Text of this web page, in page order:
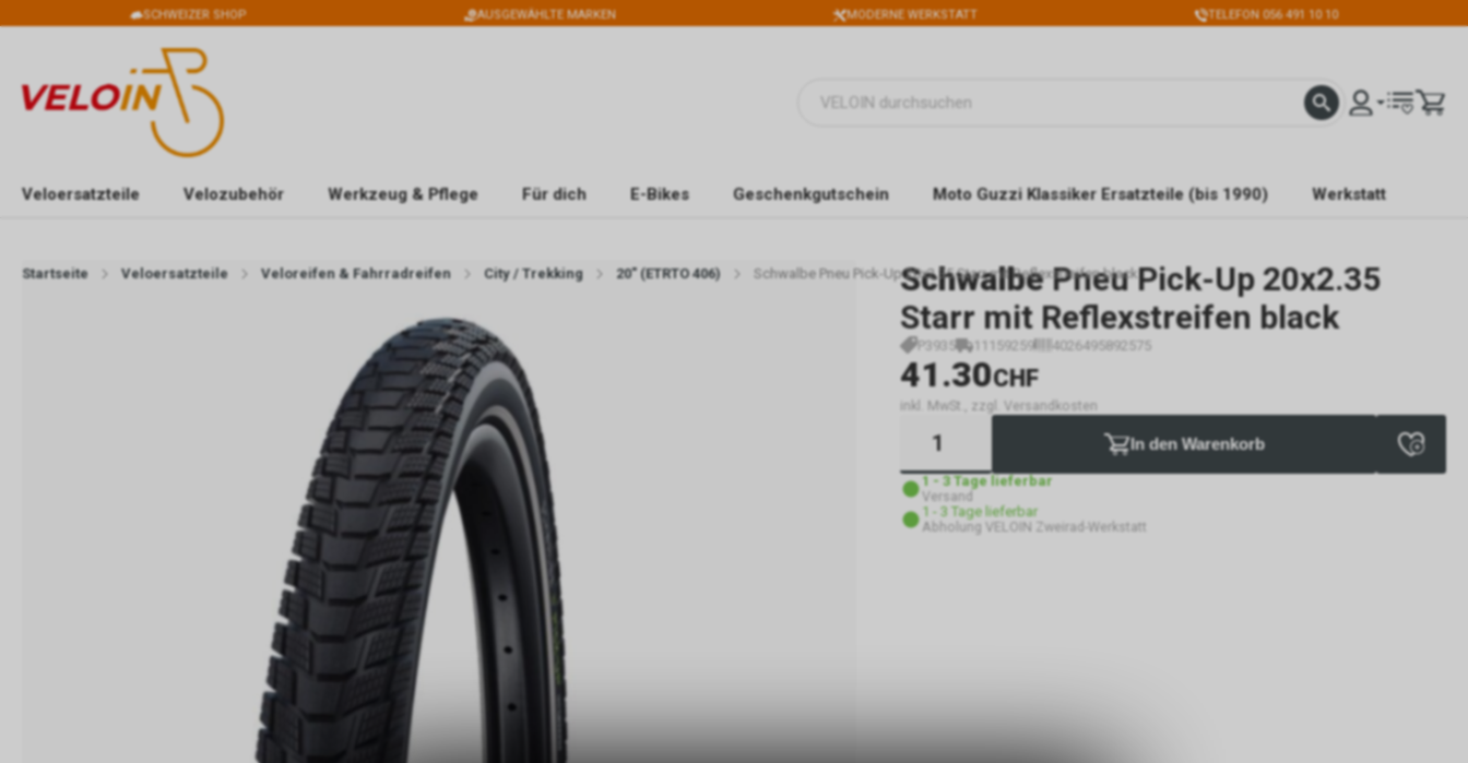
SCHWEIZER SHOP AUSGEWÄHLTE MARKEN MODERNE WERKSTATT TELEFON 056 491 10 10
Veloersatzteile Velozubehör Werkzeug & Pflege Für dich E-Bikes Geschenkgutschein Moto Guzzi Klassiker Ersatzteile (bis 1990) Werkstatt
Startseite Veloersatzteile Veloreifen & Fahrradreifen City / Trekking 20" (ETRTO 406) Schwalbe Pneu Pick-Up 20x2.35 Starr mit Reflexstreifen black
Schwalbe Pneu Pick-Up 20x2.35
Starr mit Reflexstreifen black
P3935 11159259 4026495892575
41.30CHF
inkl. MwSt., zzgl. Versandkosten
In den Warenkorb
1 - 3 Tage lieferbar
Versand
1 - 3 Tage lieferbar
Abholung VELOIN Zweirad-Werkstatt